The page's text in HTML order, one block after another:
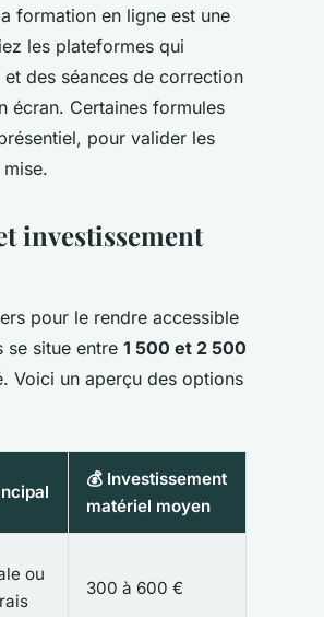
formation en ligne est une
les plateformes qui
des séances de correction
écran. Certaines formules
pour valider les
investissement
pour le rendre accessible
se situe entre 1 500 et 2 500
Voici un aperçu des options
💰 Investissement
matériel moyen
ou
300 à 600 €